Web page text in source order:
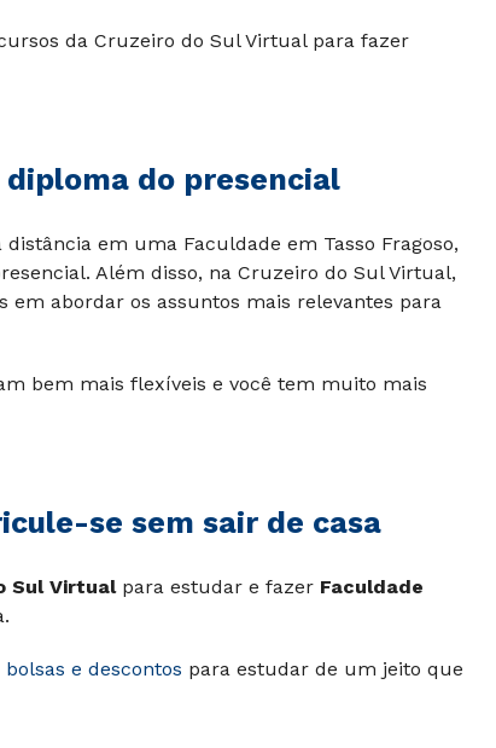
da Cruzeiro do Sul Virtual para fazer
diploma do presencial
em uma Faculdade em Tasso Fragoso,
Além disso, na Cruzeiro do Sul Virtual,
em abordar os assuntos mais relevantes para
bem mais flexíveis e você tem muito mais
se sem sair de casa
Sul Virtualpara estudar e fazer Faculdade
bolsas e descontos para estudar de um jeito que